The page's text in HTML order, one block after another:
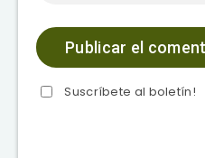
Suscríbete al boletín!